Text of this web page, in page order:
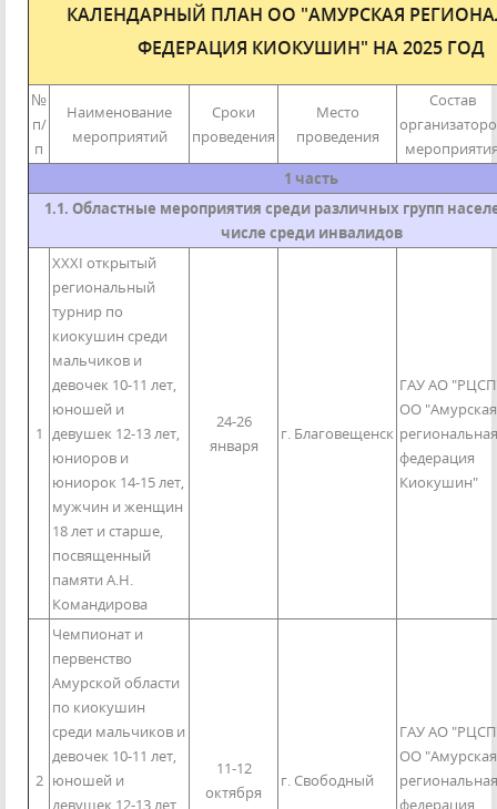
КАЛЕНДАРНЫЙ ПЛАН ОО "АМУРСКАЯ
ФЕДЕРАЦИЯ КИОКУШИН" НА 2025 ГОД
№
п/
п
Наименование
мероприятий
Сроки
проведения
Место
проведения
Состав
1 часть
1.1. Областные мероприятия среди различных групп
числе среди инвалидов
1
XXXI открытый
региональный
турнир по
киокушин среди
мальчиков и
девочек 10-11 лет,
юношей и
девушек 12-13 лет,
юниоров и
юниорок 14-15 лет,
мужчин и женщин
18 лет и старше,
посвященный
памяти А.Н.
Командирова
24-26
января
г. Благовещенск
ГАУ АО
ОО "Амурская
региональная
федерация
Киокушин"
2
Чемпионат и
первенство
Амурской области
по киокушин
среди мальчиков и
девочек 10-11 лет,
юношей и
девушек 12-13 лет
11-12
октября
г. Свободный
ГАУ АО
ОО "Амурская
региональная
федерация